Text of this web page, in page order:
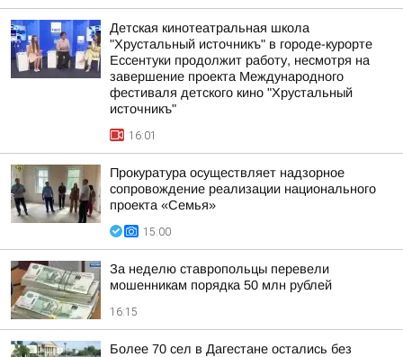
Детская кинотеатральная школа
"Хрустальный источникъ" в городе-курорте
Ессентуки продолжит работу, несмотря на
завершение проекта Международного
фестиваля детского кино "Хрустальный
источникъ"
16:01
Прокуратура осуществляет надзорное
сопровождение реализации национального
проекта «Семья»
15:00
За неделю ставропольцы перевели
мошенникам порядка 50 млн рублей
16:15
Более 70 сел в Дагестане остались без